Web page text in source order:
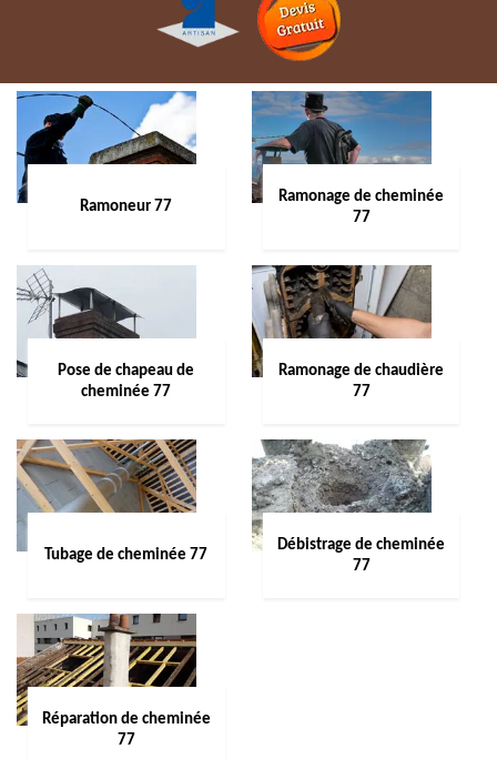
Ramoneur 77
Ramonage de cheminée
77
Pose de chapeau de
cheminée 77
Ramonage de chaudière
77
Tubage de cheminée 77
Débistrage de cheminée
77
Réparation de cheminée
77